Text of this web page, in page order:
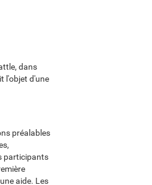
dans
l'objet d'une
préalables
participants
aide. Les